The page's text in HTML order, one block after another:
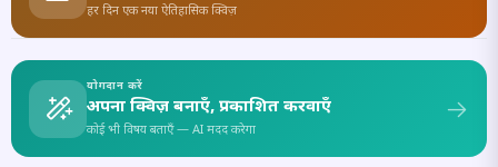
हर दिन एक नया ऐतिहासिक क्विज़
योगदान करें
अपना क्विज़ बनाएँ, प्रकाशित करवाएँ
कोई भी विषय बताएँ — AI मदद करेगा